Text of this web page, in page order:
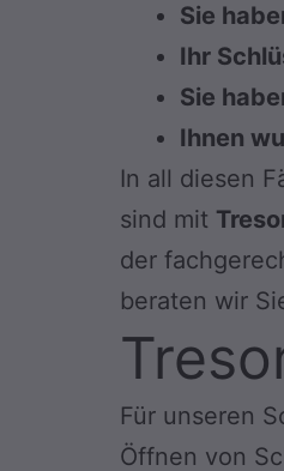
Sie
Ihr
Sie
Ihnen
In all diesen
sind mit
der
beraten wir
Für unseren
Öffnen von